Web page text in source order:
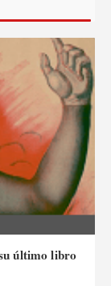
último libro